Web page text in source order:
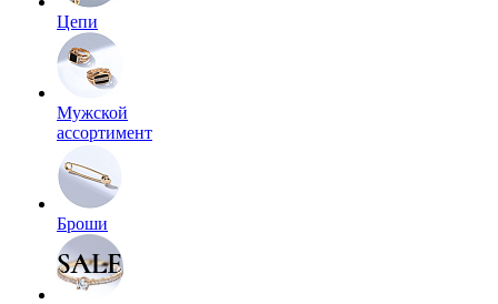
Цепи
Мужской
ассортимент
Броши